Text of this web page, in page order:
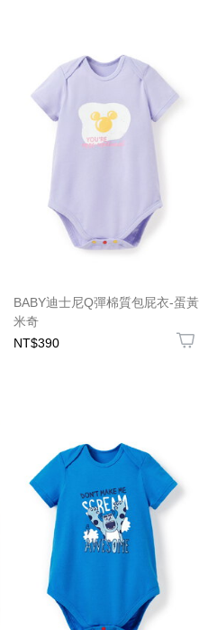
BABY迪士尼Q彈棉質包屁衣-蛋黃
米奇
NT$390